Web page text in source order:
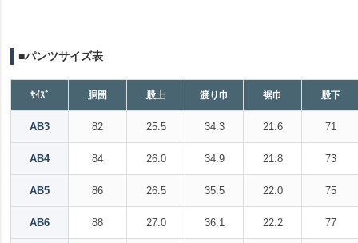
■パンツサイズ表
ｻｲｽﾞ 胴囲 股上 渡り巾 裾巾 股下
AB3 82 25.5 34.3 21.6 71
AB4 84 26.0 34.9 21.8 73
AB5 86 26.5 35.5 22.0 75
AB6 88 27.0 36.1 22.2 77